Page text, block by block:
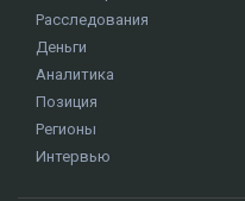
Расследования
Деньги
Аналитика
Позиция
Регионы
Интервью